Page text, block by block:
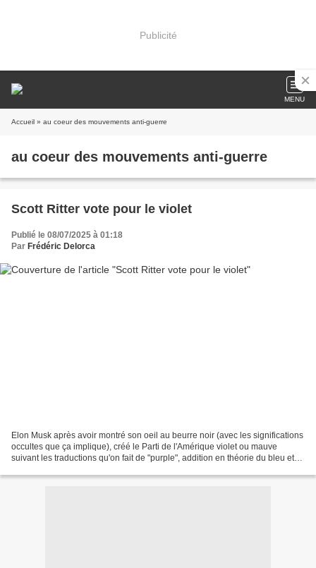
Publicité
MENU
Accueil » au coeur des mouvements anti-guerre
au coeur des mouvements anti-guerre
Scott Ritter vote pour le violet
Publié le 08/07/2025 à 01:18
Par Frédéric Delorca
Elon Musk après avoir montré son oeil au beurre noir (avec les significations
occultes que ça implique), créé le Parti de l'Amérique violet ou mauve
suivant les traductions qu'on fait de "purple", addition en théorie du bleu et